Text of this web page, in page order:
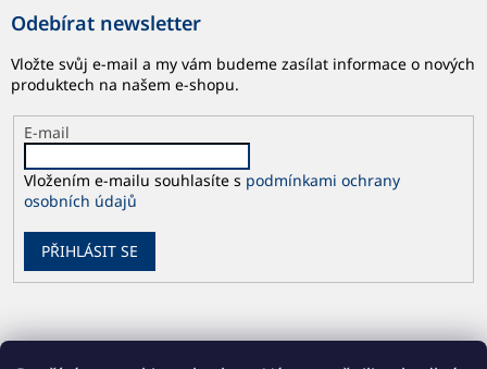
Odebírat newsletter
Vložte svůj e-mail a my vám budeme zasílat informace o nových
produktech na našem e-shopu.
E-mail
Vložením e-mailu souhlasíte s podmínkami ochrany
osobních údajů
PŘIHLÁSIT SE